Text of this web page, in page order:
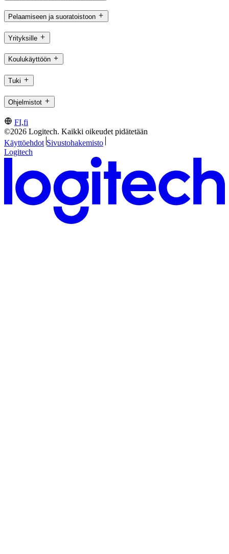
Pelaamiseen ja suoratoistoon
Yrityksille
Koulukäyttöön
Tuki
Ohjelmistot
FI,fi
©2026 Logitech. Kaikki oikeudet pidätetään
Käyttöehdot Sivustohakemisto
Logitech